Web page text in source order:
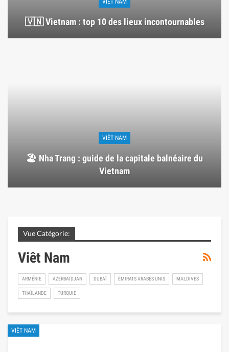
VIÊT NAM
🇻🇳 Vietnam : top 10 des lieux incontournables
VIÊT NAM
🏖️ Nha Trang : guide de la capitale balnéaire du
Vietnam
Vue Catégorie:
Viêt Nam
ARMÉNIE AZERBAÏDJAN DUBAÏ ÉMIRATS ARABES UNIS MALDIVES
THAÏLANDE TURQUIE
VIÊT NAM